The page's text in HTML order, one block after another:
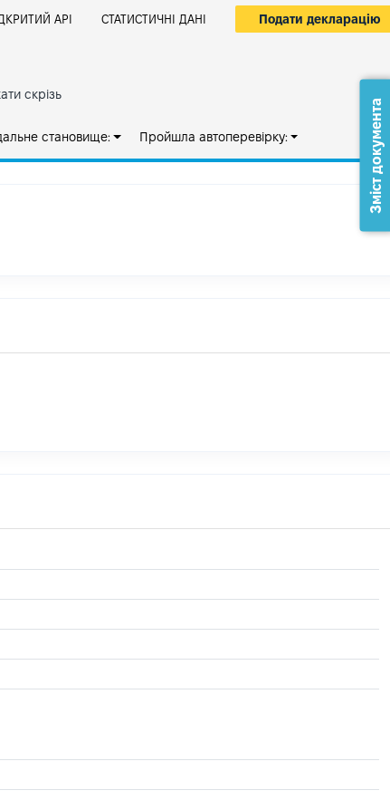
АРІ СТАТИСТИЧНІ ДАНІ Подати декларацію
скрізь
становище: Пройшла автоперевірку: Зміст документа